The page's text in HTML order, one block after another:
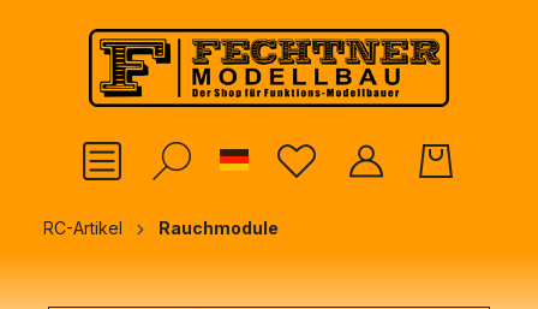
springen
German
RC-Artikel Rauchmodule